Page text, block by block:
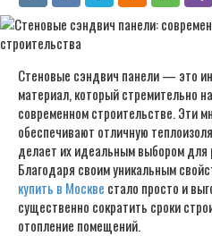
Стеновые сэндвич панели — это
материал, который стремительно
современном строительстве. Эти
обеспечивают отличную
делает их идеальным выбором для
Благодаря своим уникальным
купить в Москве стало просто и
существенно сократить сроки
отопление помещений.